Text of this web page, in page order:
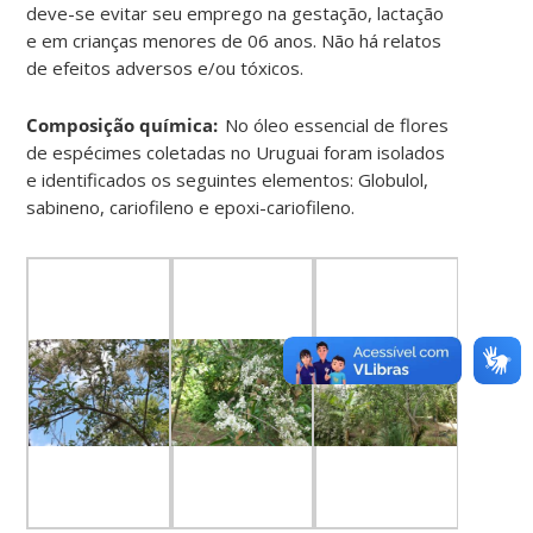
deve-se evitar seu emprego na gestação, lactação
e em crianças menores de 06 anos. Não há relatos
de efeitos adversos e/ou tóxicos.
Composição química: No óleo essencial de flores
de espécimes coletadas no Uruguai foram isolados
e identificados os seguintes elementos: Globulol,
sabineno, cariofileno e epoxi-cariofileno.